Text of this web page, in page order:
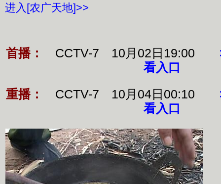
进入[农广天地]>>
首播： CCTV-7 10月02日19:00
看入口
重播：
CCTV-7 10月04日00:10
看入口